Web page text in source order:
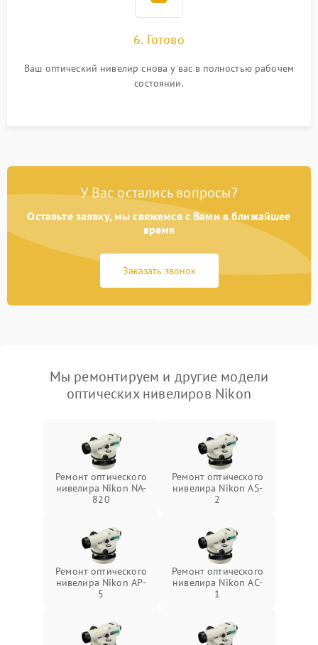
6. Готово
Ваш оптический нивелир снова у вас в полностью рабочем
состоянии.
У Вас остались вопросы?
Оставьте заявку, мы свяжемся с Вами в ближайшее
время
Заказать звонок
Мы ремонтируем и другие модели
оптических нивелиров Nikon
Ремонт оптического
нивелира Nikon NA-
820
Ремонт оптического
нивелира Nikon AS-
2
Ремонт оптического
нивелира Nikon AP-
5
Ремонт оптического
нивелира Nikon AC-
1